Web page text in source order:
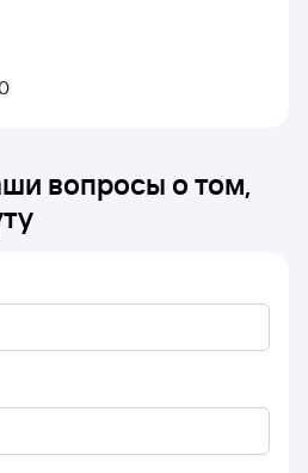
вопросы о том,